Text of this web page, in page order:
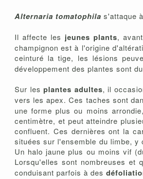
Alternaria tomatophila s'attaque
Il affecte les jeunes plants,
champignon est à l'origine
ceinturé la tige, les lésions
développement des plantes sont
Sur les plantes adultes, il
vers les apex. Ces taches sont
une forme plus ou moins
centimètre, et peut atteindre
confluent. Ces dernières ont la
situées sur l'ensemble du limbe, y
Un halo jaune plus ou moins vif
Lorsqu'elles sont nombreuses et
conduisant parfois à des